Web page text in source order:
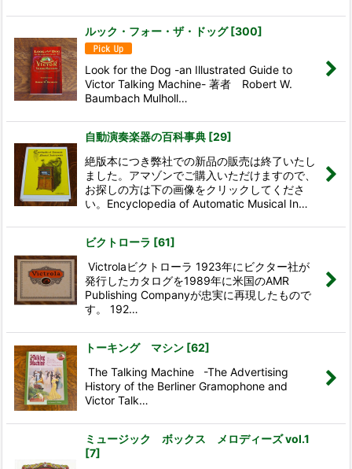
ルック・フォー・ザ・ドッグ [300]
Look for the Dog -an Illustrated Guide to
Victor Talking Machine- 著者 Robert W.
Baumbach Mulholl…
自動演奏楽器の百科事典 [29]
絶版本につき弊社での新品の販売は終了いたし
ました。アマゾンでご購入いただけますので、
お探しの方は下の画像をクリックしてくださ
い。Encyclopedia of Automatic Musical In…
ビクトローラ [61]
Victrolaビクトローラ 1923年にビクター社が
発行したカタログを1989年に米国のAMR
Publishing Companyが忠実に再現したもので
す。 192…
トーキング マシン [62]
The Talking Machine -The Advertising
History of the Berliner Gramophone and
Victor Talk…
ミュージック ボックス メロディーズ vol.1
[7]